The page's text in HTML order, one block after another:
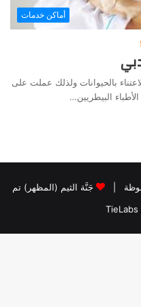
أماكن خدمات
بالحيوانات ولذلك عملت على
البيطريين…
جَنَّة الثيم (المظهر) تم